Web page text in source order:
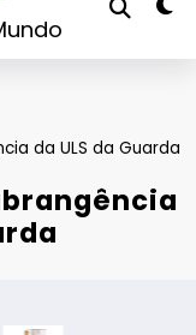
da ULS da Guarda